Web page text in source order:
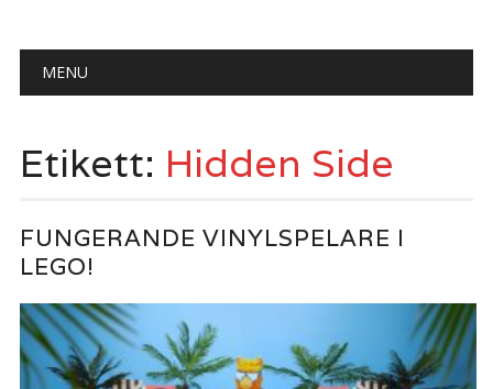
Huvudmeny
MENU
Etikett: Hidden Side
FUNGERANDE VINYLSPELARE I
LEGO!